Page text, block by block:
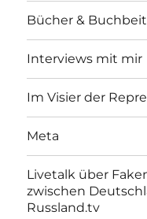
Bücher &
Interviews mit mir
Im Visier der
Meta
Livetalk über
zwischen
Russland.tv